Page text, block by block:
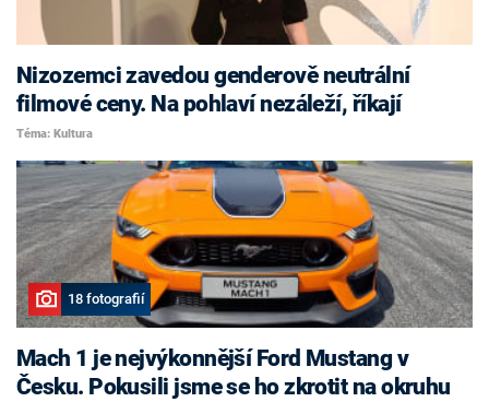
Nizozemci zavedou genderově neutrální
filmové ceny. Na pohlaví nezáleží, říkají
Téma: Kultura
18 fotografií
Mach 1 je nejvýkonnější Ford Mustang v
Česku. Pokusili jsme se ho zkrotit na okruhu